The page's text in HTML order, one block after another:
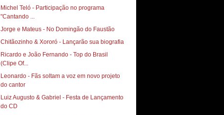
Michel Teló - Participação no programa
"Cantando ...
Jorge e Mateus - No Domingão do Faustão
Chitãozinho & Xororó - Lançarão sua biografia
Ricardo e João Fernando - Top do Brasil
(Clipe Of...
Leonardo - Fãs soltam a voz em novo projeto
do cantor
Luiz Augusto & Gabriel - Festa de Lançamento
do CD